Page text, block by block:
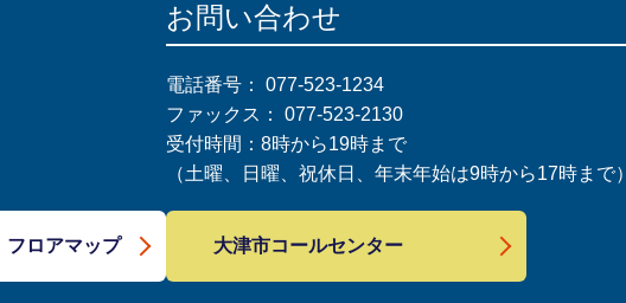
フロアマップ
お問い合わせ
電話番号： 077-523-1234
ファックス： 077-523-2130
受付時間：8時から19時まで
（土曜、日曜、祝休日、年末年始は9時から17時まで）
大津市コールセンター